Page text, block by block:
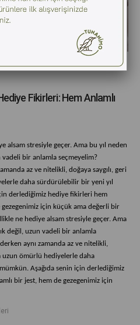
Fikirleri: Hem Anlamlı
alsam stresiyle geçer. Ama bu yıl neden
vadeli bir anlamla seçmeyelim?
az ve nitelikli, doğaya saygılı, geri
daha sürdürülebilir bir yeni yıl
derlediğimiz hediye fikirleri hem
için küçük ama değerli bir
ne hediye alsam stresiyle geçer. Ama
değil, uzun vadeli bir anlamla
aynı zamanda az ve nitelikli,
uzun ömürlü hediyelerle daha
Aşağıda senin için derlediğimiz
bir jest, hem de gezegenimiz için